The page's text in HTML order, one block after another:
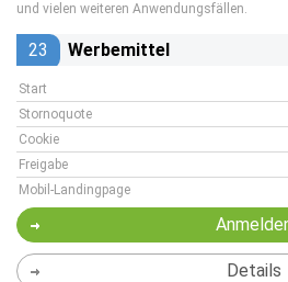
und vielen weiteren Anwendungsfällen.
23 Werbemittel
Start
Stornoquote
Cookie
Freigabe
Mobil-Landingpage
Details